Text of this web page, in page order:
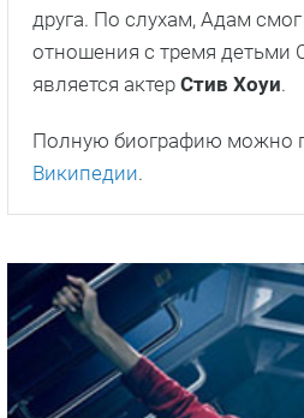
друга. По слухам, Адам
отношения с тремя детьми
является актер Стив Хоуи.
Полную биографию можно
Википедии.